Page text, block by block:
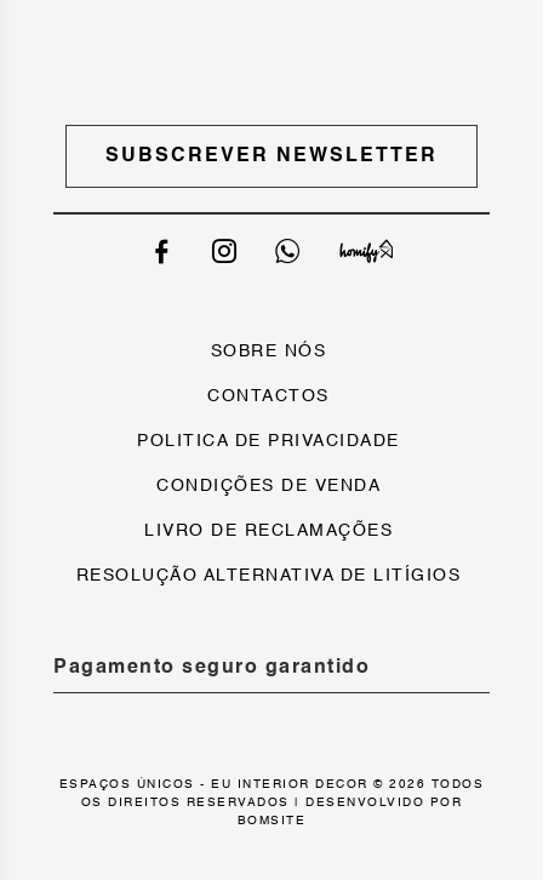
SUBSCREVER NEWSLETTER
SOBRE NÓS
CONTACTOS
POLITICA DE PRIVACIDADE
CONDIÇÕES DE VENDA
LIVRO DE RECLAMAÇÕES
RESOLUÇÃO ALTERNATIVA DE LITÍGIOS
Pagamento seguro garantido
ESPAÇOS ÚNICOS - EU INTERIOR DECOR © 2026 TODOS
OS DIREITOS RESERVADOS | DESENVOLVIDO POR
BOMSITE